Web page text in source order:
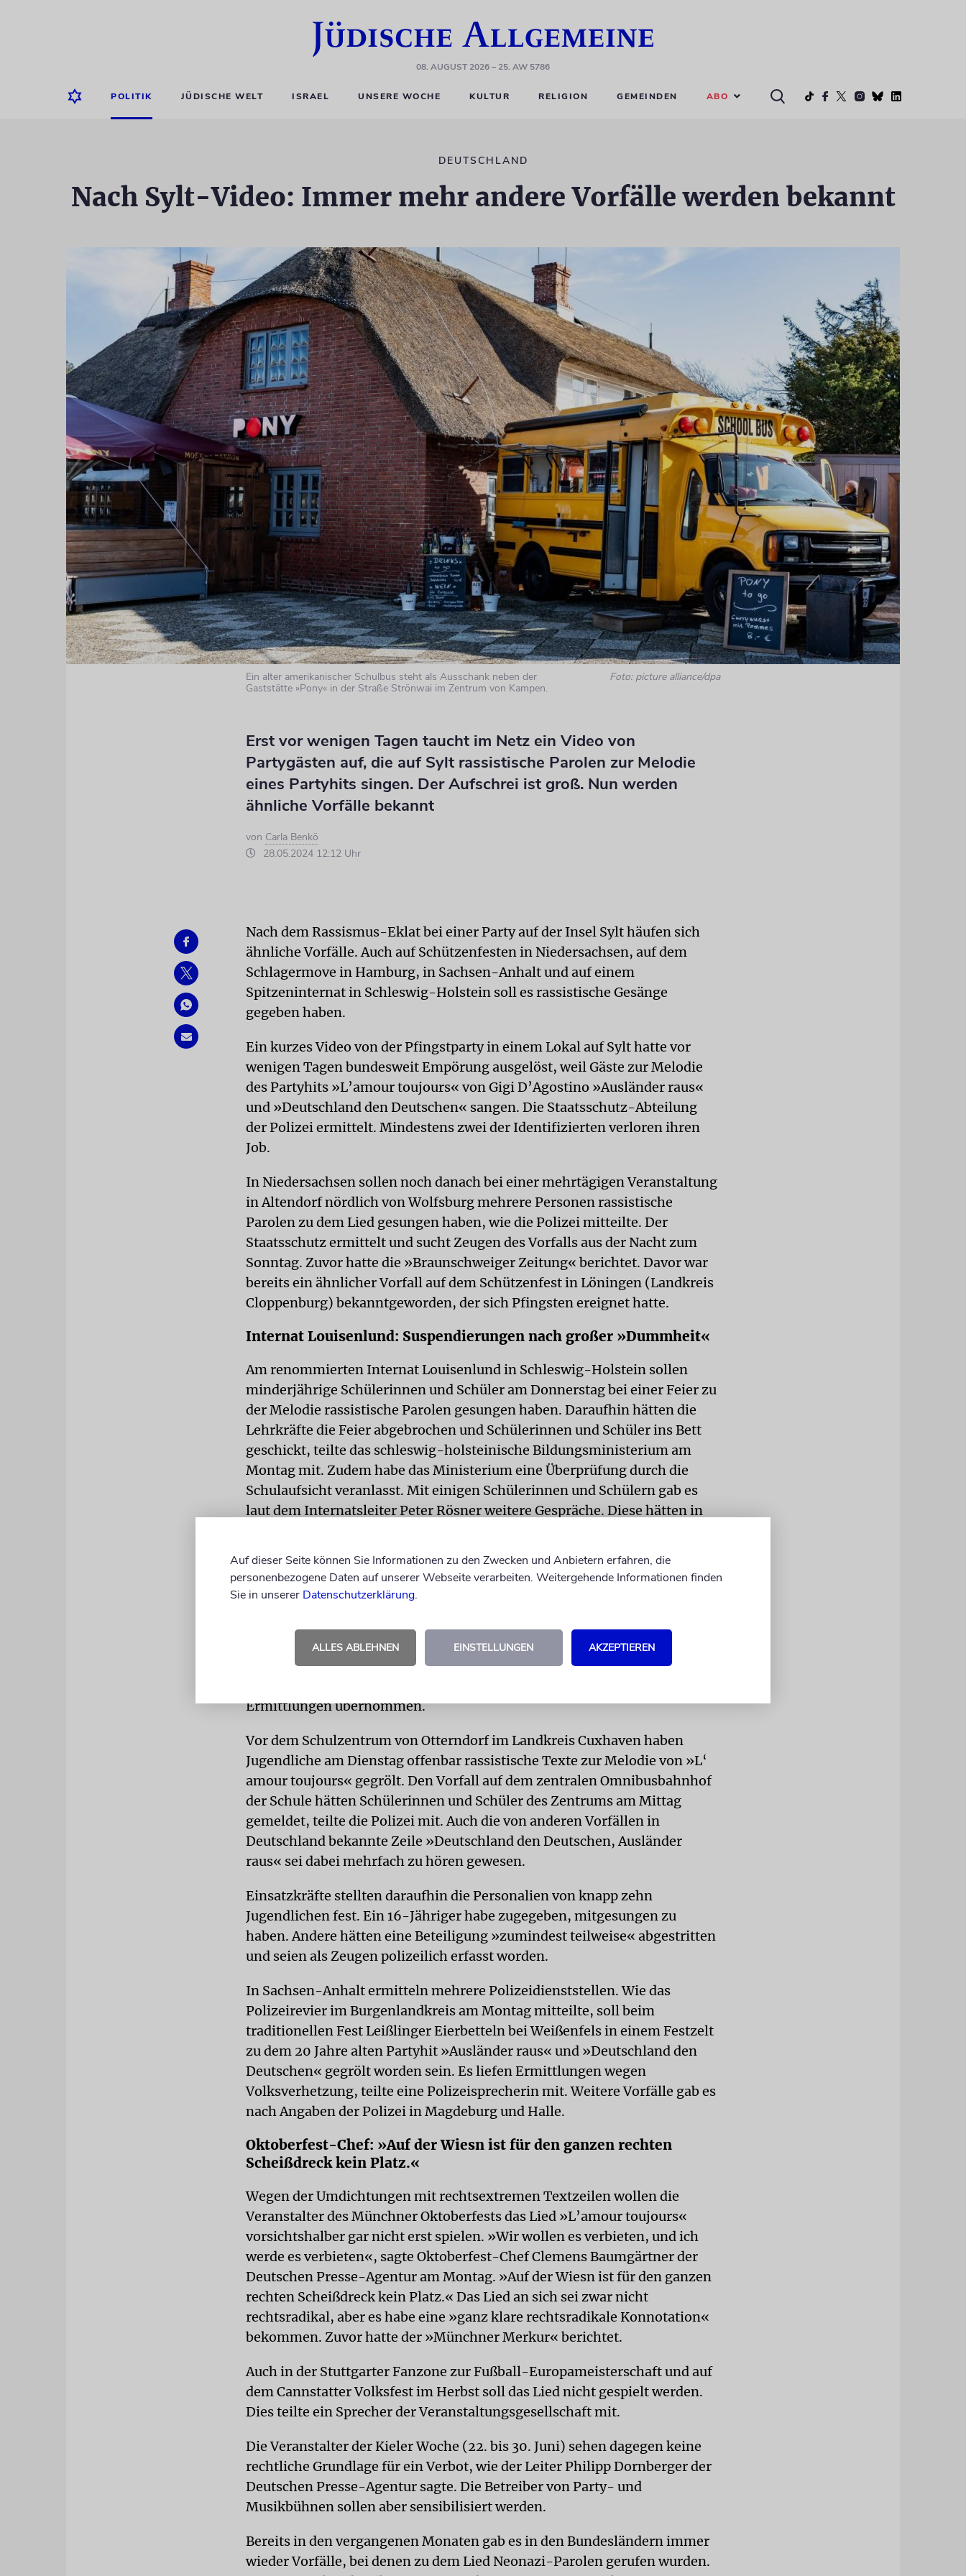
08. AUGUST 2026– 25. AW 5786
POLITIK JÜDISCHE WELT ISRAEL UNSERE WOCHE KULTUR RELIGION GEMEINDEN ABO
DEUTSCHLAND
Nach Sylt-Video: Immer mehr andere Vorfälle werden bekannt
Ein alter amerikanischer Schulbus steht als Ausschank neben der
Gaststätte »Pony« in der Straße Strönwai im Zentrum von Kampen.
Foto: picture alliance/dpa
Erst vor wenigen Tagen taucht im Netz ein Video von
Partygästen auf, die auf Sylt rassistische Parolen zur Melodie
eines Partyhits singen. Der Aufschrei ist groß. Nun werden
ähnliche Vorfälle bekannt
von Carla Benkö
28.05.2024 12:12 Uhr
Nach dem Rassismus-Eklat bei einer Party auf der Insel Sylt häufen sich
ähnliche Vorfälle. Auch auf Schützenfesten in Niedersachsen, auf dem
Schlagermove in Hamburg, in Sachsen-Anhalt und auf einem
Spitzeninternat in Schleswig-Holstein soll es rassistische Gesänge
gegeben haben.
Ein kurzes Video von der Pfingstparty in einem Lokal auf Sylt hatte vor
wenigen Tagen bundesweit Empörung ausgelöst, weil Gäste zur Melodie
des Partyhits »L’amour toujours« von Gigi D’Agostino »Ausländer raus«
und »Deutschland den Deutschen« sangen. Die Staatsschutz-Abteilung
der Polizei ermittelt. Mindestens zwei der Identifizierten verloren ihren
Job.
In Niedersachsen sollen noch danach bei einer mehrtägigen Veranstaltung
in Altendorf nördlich von Wolfsburg mehrere Personen rassistische
Parolen zu dem Lied gesungen haben, wie die Polizei mitteilte. Der
Staatsschutz ermittelt und sucht Zeugen des Vorfalls aus der Nacht zum
Sonntag. Zuvor hatte die »Braunschweiger Zeitung« berichtet. Davor war
bereits ein ähnlicher Vorfall auf dem Schützenfest in Löningen (Landkreis
Cloppenburg) bekanntgeworden, der sich Pfingsten ereignet hatte.
Internat Louisenlund: Suspendierungen nach großer »Dummheit«
Am renommierten Internat Louisenlund in Schleswig-Holstein sollen
minderjährige Schülerinnen und Schüler am Donnerstag bei einer Feier zu
der Melodie rassistische Parolen gesungen haben. Daraufhin hätten die
Lehrkräfte die Feier abgebrochen und Schülerinnen und Schüler ins Bett
geschickt, teilte das schleswig-holsteinische Bildungsministerium am
Montag mit. Zudem habe das Ministerium eine Überprüfung durch die
Schulaufsicht veranlasst. Mit einigen Schülerinnen und Schülern gab es
laut dem Internatsleiter Peter Rösner weitere Gespräche. Diese hätten in
gewesen. Nach Angaben Rösners werden sie für eine Woche vom
Schulbetrieb suspendiert.
Auf dem Partyumzug Schlagermove in Hamburg sollen am Samstagabend
Feierende zu »L’Amour Toujours« rassistische Parolen gerufen haben, wie
die Polizei am Montag mitteilte. Einige Teilnehmer sollen den Hitlergruß
Ermittlungen übernommen.
Vor dem Schulzentrum von Otterndorf im Landkreis Cuxhaven haben
Jugendliche am Dienstag offenbar rassistische Texte zur Melodie von »L‘
amour toujours« gegrölt. Den Vorfall auf dem zentralen Omnibusbahnhof
der Schule hätten Schülerinnen und Schüler des Zentrums am Mittag
gemeldet, teilte die Polizei mit. Auch die von anderen Vorfällen in
Deutschland bekannte Zeile »Deutschland den Deutschen, Ausländer
raus« sei dabei mehrfach zu hören gewesen.
Einsatzkräfte stellten daraufhin die Personalien von knapp zehn
Jugendlichen fest. Ein 16-Jähriger habe zugegeben, mitgesungen zu
haben. Andere hätten eine Beteiligung »zumindest teilweise« abgestritten
und seien als Zeugen polizeilich erfasst worden.
In Sachsen-Anhalt ermitteln mehrere Polizeidienststellen. Wie das
Polizeirevier im Burgenlandkreis am Montag mitteilte, soll beim
traditionellen Fest Leißlinger Eierbetteln bei Weißenfels in einem Festzelt
zu dem 20 Jahre alten Partyhit »Ausländer raus« und »Deutschland den
Deutschen« gegrölt worden sein. Es liefen Ermittlungen wegen
Volksverhetzung, teilte eine Polizeisprecherin mit. Weitere Vorfälle gab es
nach Angaben der Polizei in Magdeburg und Halle.
Oktoberfest-Chef: »Auf der Wiesn ist für den ganzen rechten
Scheißdreck kein Platz.«
Wegen der Umdichtungen mit rechtsextremen Textzeilen wollen die
Veranstalter des Münchner Oktoberfests das Lied »L’amour toujours«
vorsichtshalber gar nicht erst spielen. »Wir wollen es verbieten, und ich
werde es verbieten«, sagte Oktoberfest-Chef Clemens Baumgärtner der
Deutschen Presse-Agentur am Montag. »Auf der Wiesn ist für den ganzen
rechten Scheißdreck kein Platz.« Das Lied an sich sei zwar nicht
rechtsradikal, aber es habe eine »ganz klare rechtsradikale Konnotation«
bekommen. Zuvor hatte der »Münchner Merkur« berichtet.
Auch in der Stuttgarter Fanzone zur Fußball-Europameisterschaft und auf
dem Cannstatter Volksfest im Herbst soll das Lied nicht gespielt werden.
Dies teilte ein Sprecher der Veranstaltungsgesellschaft mit.
Die Veranstalter der Kieler Woche (22. bis 30. Juni) sehen dagegen keine
rechtliche Grundlage für ein Verbot, wie der Leiter Philipp Dornberger der
Deutschen Presse-Agentur sagte. Die Betreiber von Party- und
Musikbühnen sollen aber sensibilisiert werden.
Bereits in den vergangenen Monaten gab es in den Bundesländern immer
wieder Vorfälle, bei denen zu dem Lied Neonazi-Parolen gerufen wurden.
Auf dieser Seite können Sie Informationen zu den Zwecken und Anbietern erfahren, die
personenbezogene Daten auf unserer Webseite verarbeiten. Weitergehende Informationen finden
Sie in unserer Datenschutzerklärung.
ALLES ABLEHNEN EINSTELLUNGEN AKZEPTIEREN